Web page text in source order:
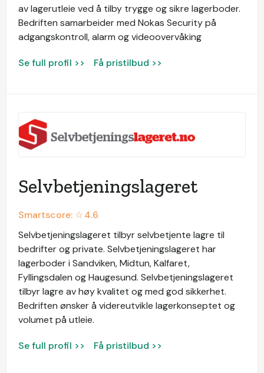
av lagerutleie ved å tilby trygge og sikre lagerboder.
Bedriften samarbeider med Nokas Security på
adgangskontroll, alarm og videoovervåking
Se full profil >> Få pristilbud >>
Selvbetjeningslageret
Smartscore: ☆4.6
Selvbetjeningslageret tilbyr selvbetjente lagre til
bedrifter og private. Selvbetjeningslageret har
lagerboder i Sandviken, Midtun, Kalfaret,
Fyllingsdalen og Haugesund. Selvbetjeningslageret
tilbyr lagre av høy kvalitet og med god sikkerhet.
Bedriften ønsker å videreutvikle lagerkonseptet og
volumet på utleie.
Se full profil >> Få pristilbud >>